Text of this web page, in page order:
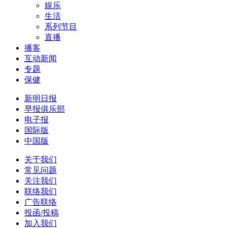
娱乐
生活
系列节目
直播
播客
互动新闻
专题
保健
新明日报
早报俱乐部
电子报
国际版
中国版
关于我们
常见问题
关注我们
联络我们
广告联络
投函/投稿
加入我们